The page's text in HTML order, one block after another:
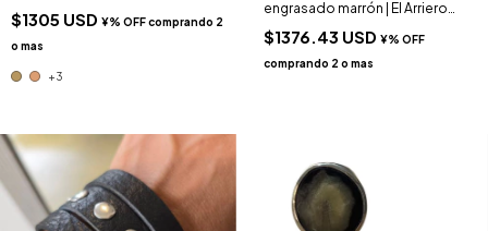
$1305 USD
+3
engrasado marrón | El Arriero
$1376.43 USD